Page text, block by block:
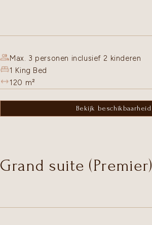
Max. 3 personen inclusief 2 kinderen
1 King Bed
120 m²
Bekijk beschikbaarheid
Grand suite (Premier)